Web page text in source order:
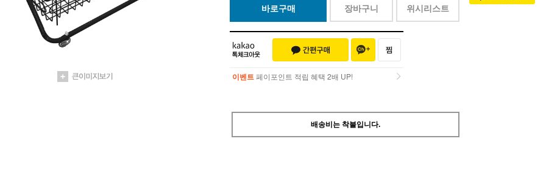
바로구매 장바구니 위시리스트
이벤트 페이포인트 적립 혜택 2배 UP!
배송비는 착불입니다.